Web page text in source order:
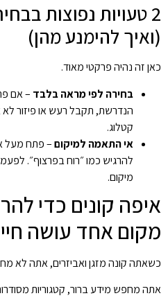
2 טעויות נפוצות
(ואיך להימנע מהן)
כאן זה נהיה פרקטי מאוד.
בחירה לפי מראה בלבד – אם
הנדרשת, תקבל רעש או פיזור
קטלוג.
אי התאמה למיקום– פתח מעל
להרגיש כמו ״רוח בפרצוף״.
מיקום.
איפה קונים כדי
מקום אחד עושה
כשאתה קונה מזגן ואביזרים, אתה לא
אתה מחפש מידע ברור, קטגוריות